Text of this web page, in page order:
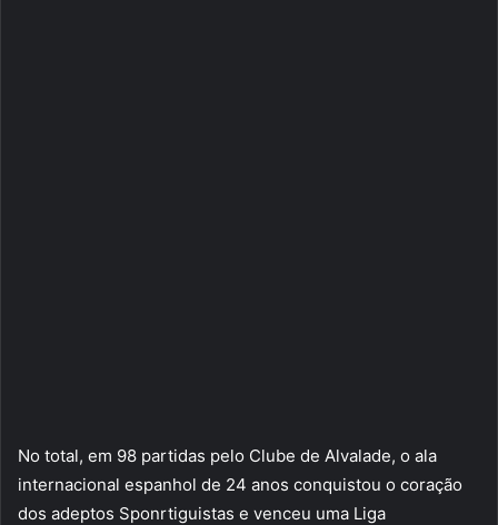
No total, em 98 partidas pelo Clube de Alvalade, o ala
internacional espanhol de 24 anos conquistou o coração
dos adeptos Sponrtiguistas e venceu uma Liga